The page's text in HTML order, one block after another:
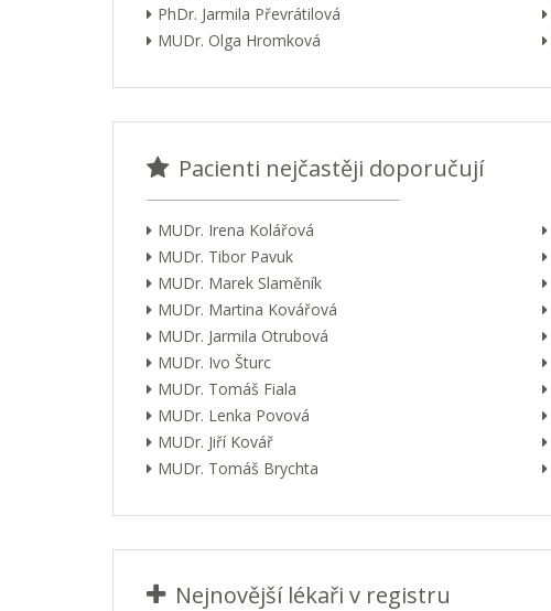
PhDr. Jarmila Převrátilová
MUDr. Olga Hromková
Pacienti nejčastěji doporučují
MUDr. Irena Kolářová
MUDr. Tibor Pavuk
MUDr. Marek Slaměník
MUDr. Martina Kovářová
MUDr. Jarmila Otrubová
MUDr. Ivo Šturc
MUDr. Tomáš Fiala
MUDr. Lenka Povová
MUDr. Jiří Kovář
MUDr. Tomáš Brychta
Nejnovější lékaři v registru